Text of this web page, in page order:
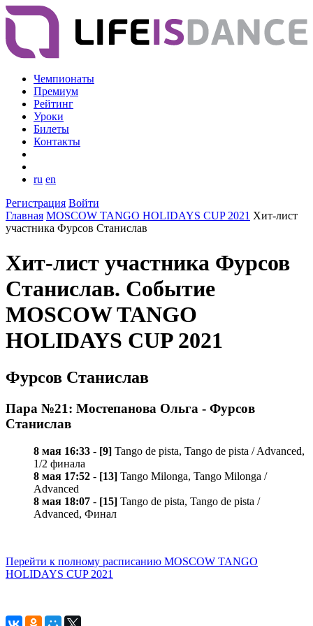
Чемпионаты
Премиум
Рейтинг
Уроки
Билеты
Контакты
ru en
Регистрация Войти
Главная MOSCOW TANGO HOLIDAYS CUP 2021 Хит-лист
участника Фурсов Станислав
Хит-лист участника Фурсов
Станислав. Событие
MOSCOW TANGO
HOLIDAYS CUP 2021
Фурсов Станислав
Пара №21: Мостепанова Ольга - Фурсов
Станислав
8 мая 16:33 - [9] Tango de pista, Tango de pista / Advanced,
1/2 финала
8 мая 17:52 - [13] Tango Milonga, Tango Milonga /
Advanced
8 мая 18:07 - [15] Tango de pista, Tango de pista /
Advanced, Финал
Перейти к полному расписанию MOSCOW TANGO
HOLIDAYS CUP 2021